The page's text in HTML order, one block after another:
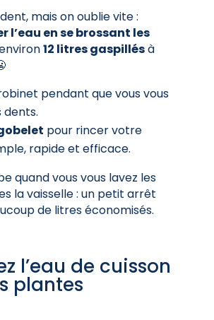
mais on oublie vite :
l’eau en se brossant les
12 litres gaspillésà
pendant que vous vous
dents.
pour rincer votre
rapide et efficace.
quand vous vous lavez les
la vaisselle : un petit arrêt
de litres économisés.
l’eau de cuisson
plantes